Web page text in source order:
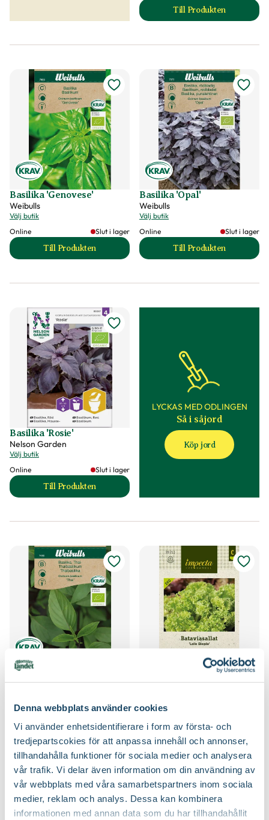
Denna webbplats använder cookies
Vi använder enhetsidentifierare i form av första- och
tredjepartscokies för att anpassa innehåll och annonser,
tillhandahålla funktioner för sociala medier och analysera
vår trafik. Vi delar även information om din användning av
vår webbplats med våra samarbetspartners inom sociala
medier, reklam och analys. Dessa kan kombinera
informationen med annan data som du har tillhandahållit
Till Produkten
till Aubergin 'Slim
Basilika 'Genovese'
Weibulls
Välj butik
Online
Slut i lager
Till Produkten
till Basilika 'Genovese' produktsida
Basilika 'Opal'
Weibulls
Välj butik
Online
Slut i lager
Till Produkten
till Basilika 'Opal'
Basilika 'Rosie'
Nelson Garden
Välj butik
Online
Slut i lager
Till Produkten
till Basilika 'Rosie' produktsida
LYCKAS MED ODLINGEN
Så i såjord
Köp jord
Basilika 'Thai'
Weibulls
Online
Slut i lager
Till Produkten
till Basilika 'Thai' produktsida
Bataviasallat 'Lollo Bionda'
Impecta
Online
Till Produkten
till Bataviasallat